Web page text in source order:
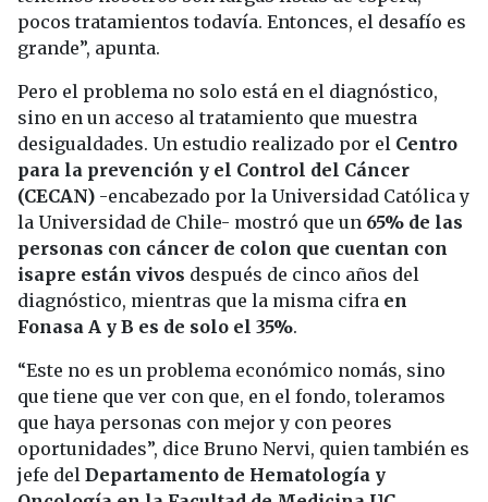
pocos tratamientos todavía. Entonces, el desafío es
grande”, apunta.
Pero el problema no solo está en el diagnóstico,
sino en un acceso al tratamiento que muestra
desigualdades. Un estudio realizado por el Centro
para la prevención y el Control del Cáncer
(CECAN) -encabezado por la Universidad Católica y
la Universidad de Chile- mostró que un 65% de las
personas con cáncer de colon que cuentan con
isapre están vivos después de cinco años del
diagnóstico, mientras que la misma cifra en
Fonasa A y B es de solo el 35%.
“Este no es un problema económico nomás, sino
que tiene que ver con que, en el fondo, toleramos
que haya personas con mejor y con peores
oportunidades”, dice Bruno Nervi, quien también es
jefe del Departamento de Hematología y